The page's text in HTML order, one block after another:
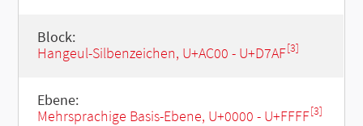
Block:
Hangeul-Silbenzeichen, U+AC00 - U+D7AF[3]
Ebene:
Mehrsprachige Basis-Ebene, U+0000 - U+FFFF[3]